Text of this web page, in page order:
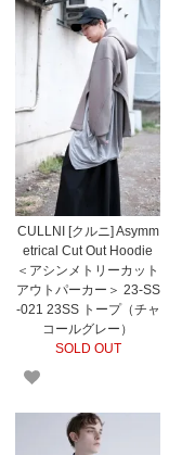
CULLNI [クルニ] Asymm
etrical Cut Out Hoodie
＜アシンメトリーカット
アウトパーカー＞ 23-SS
-021 23SS トープ（チャ
コールグレー）
SOLD OUT